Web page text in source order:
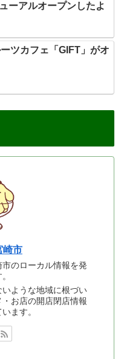
ーアルオープンしたよ
ーツカフェ「GIFT」がオ
崎市
のローカル情報を発
ような地域に根づい
お店の開店閉店情報
ます。